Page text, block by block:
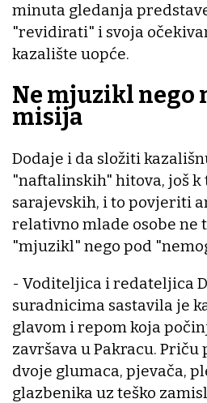
minuta gledanja
"revidirati" i svoja
kazalište uopće.
Ne mjuzikl nego
misija
Dodaje i da složiti
"naftalinskih" hitova, još
sarajevskih, i to povjeriti
relativno mlade osobe ne
"mjuzikl" nego pod
- Voditeljica i redateljica
suradnicima sastavila je
glavom i repom koja
završava u Pakracu. Priču
dvoje glumaca, pjevača,
glazbenika uz teško